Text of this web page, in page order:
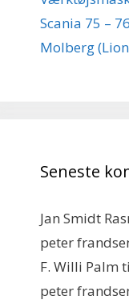
Scania 75 –
Molberg
Seneste
Jan Smidt
peter
F. Willi Palm
peter